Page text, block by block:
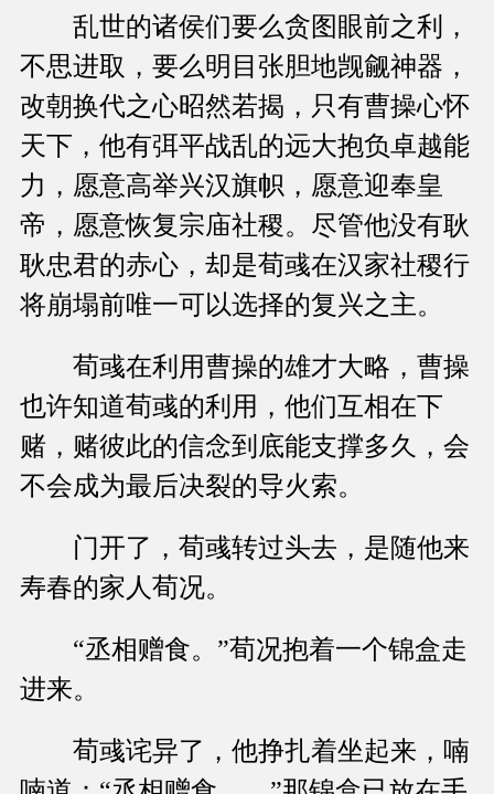
乱世的诸侯们要么贪图眼前之利，
不思进取，要么明目张胆地觊觎神器，
改朝换代之心昭然若揭，只有曹操心怀
天下，他有弭平战乱的远大抱负卓越能
力，愿意高举兴汉旗帜，愿意迎奉皇
帝，愿意恢复宗庙社稷。尽管他没有耿
耿忠君的赤心，却是荀彧在汉家社稷行
将崩塌前唯一可以选择的复兴之主。
荀彧在利用曹操的雄才大略，曹操
也许知道荀彧的利用，他们互相在下
赌，赌彼此的信念到底能支撑多久，会
不会成为最后决裂的导火索。
门开了，荀彧转过头去，是随他来
寿春的家人荀况。
“丞相赠食。”荀况抱着一个锦盒走
进来。
荀彧诧异了，他挣扎着坐起来，喃